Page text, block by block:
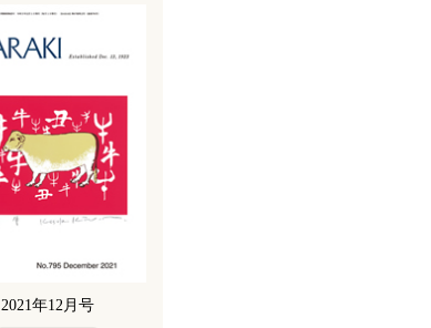
2021年12月号